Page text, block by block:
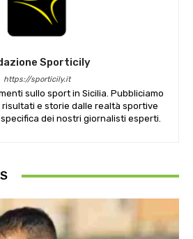
Sporticily
https://sporticily.it
sullo sport in Sicilia. Pubbliciamo
e storie dalle realtà sportive
dei nostri giornalisti esperti.